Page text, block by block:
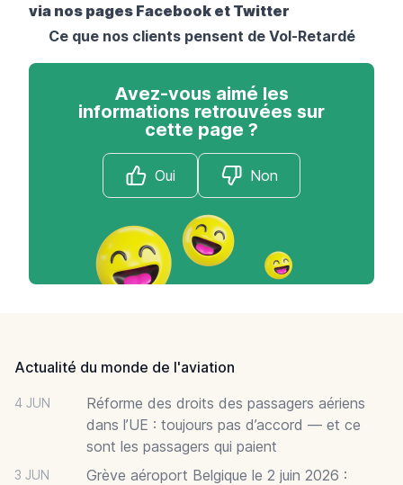
via nos pages Facebook et Twitter
Ce que nos clients pensent de Vol-Retardé
Avez-vous aimé les
informations retrouvées sur
cette page ?
Oui Non
Actualité du monde de l'aviation
4 JUN
Réforme des droits des passagers aériens
dans l’UE : toujours pas d’accord — et ce
sont les passagers qui paient
3 JUN
Grève aéroport Belgique le 2 juin 2026 :